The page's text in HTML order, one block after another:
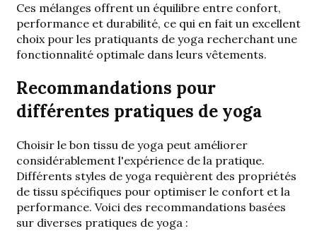
Ces mélanges offrent un équilibre entre confort,
performance et durabilité, ce qui en fait un excellent
choix pour les pratiquants de yoga recherchant une
fonctionnalité optimale dans leurs vêtements.
Recommandations pour
différentes pratiques de yoga
Choisir le bon tissu de yogapeut améliorer
considérablement l'expérience de la pratique.
Différents styles de yoga requièrent des propriétés
de tissu spécifiques pour optimiser le confort et la
performance. Voici des recommandations basées
sur diverses pratiques de yoga :